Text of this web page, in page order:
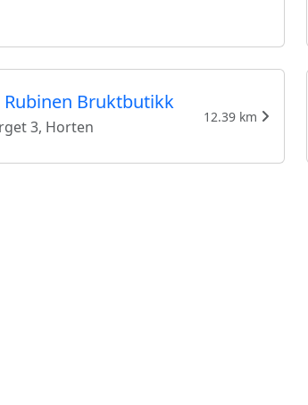
Rubinen Bruktbutikk
3, Horten
12.39 km